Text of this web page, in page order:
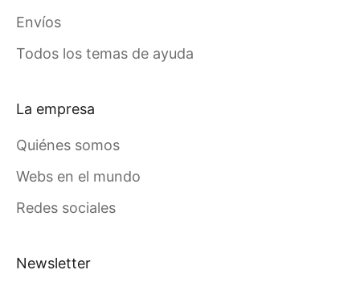
Envíos
Todos los temas de ayuda
La empresa
Quiénes somos
Webs en el mundo
Redes sociales
Newsletter